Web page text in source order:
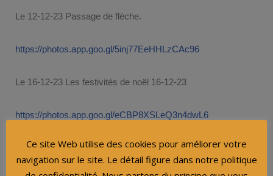
Le 12-12-23 Passage de flèche.
https://photos.app.goo.gl/5inj77EeHHLzCAc96
Le 16-12-23 Les festivités de noël 16-12-23
https://photos.app.goo.gl/eCBP8XSLeQ3n4dwL6
Le 17-12-23 Lendemain de festivité difficile pour les jeunes
du CD11 en stage.
Ce site Web utilise des cookies pour améliorer votre
navigation sur le site. Le détail figure dans notre politique